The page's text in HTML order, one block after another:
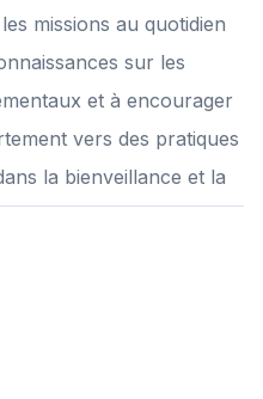
missions au quotidien
sur les
et à encourager
vers des pratiques
la bienveillance et la